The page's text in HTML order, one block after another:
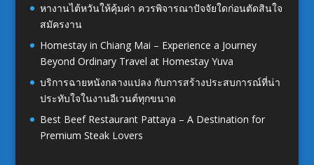
หางานไต้หวันให้คุ้มค่า ควรพิจารณาปัจจัยใดก่อนตัดสินใจ
สมัครงาน
Homestay in Chiang Mai – Experience a Journey
Beyond Ordinary Travel at Homestay Yuva
บริการฉายหนังกลางแปลง กับการสร้างประสบการณ์ที่น่า
ประทับใจในงานอีเวนต์ทุกขนาด
Best Beef Restaurant Pattaya – A Destination for
Premium Steak Lovers